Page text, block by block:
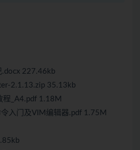
.docx 227.46kb
2.1.13.zip 35.13kb
程_A4.pdf 1.18M
令入门及VIM编辑器.pdf 1.75M